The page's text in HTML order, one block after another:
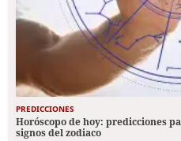
PREDICCIONES
Horóscopo de hoy: predicciones
signos del zodiaco